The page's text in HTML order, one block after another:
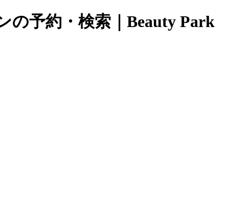
の予約・検索｜Beauty Park